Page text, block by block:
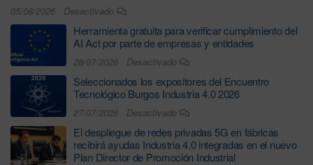
05/08/2026 Desactivado
Herramienta gratuita para verificar cumplimiento del
AI Act por parte de empresas y entidades
28/07/2026 Desactivado
Seleccionados los expositores del Encuentro
Tecnológico Burgos Industria 4.0 2026
27/07/2026 Desactivado
El despliegue de redes privadas 5G en fábricas
recibirá ayudas Industria 4.0 integradas en el nuevo
Plan Director de Promoción Industrial